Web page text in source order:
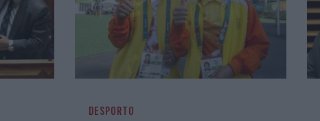
DESPORTO